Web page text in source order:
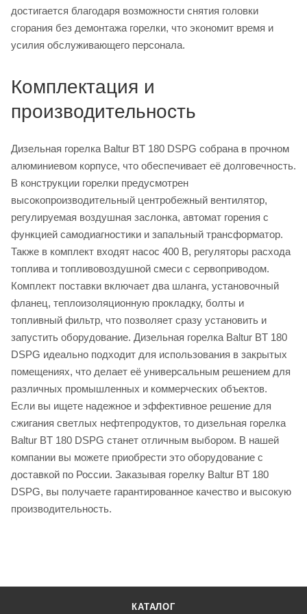
достигается благодаря возможности снятия головки
сгорания без демонтажа горелки, что экономит время и
усилия обслуживающего персонала.
Комплектация и
производительность
Дизельная горелка Baltur BT 180 DSPG собрана в прочном
алюминиевом корпусе, что обеспечивает её долговечность.
В конструкции горелки предусмотрен
высокопроизводительный центробежный вентилятор,
регулируемая воздушная заслонка, автомат горения с
функцией самодиагностики и запальный трансформатор.
Также в комплект входят насос 400 В, регуляторы расхода
топлива и топливовоздушной смеси с сервоприводом.
Комплект поставки включает два шланга, установочный
фланец, теплоизоляционную прокладку, болты и
топливный фильтр, что позволяет сразу установить и
запустить оборудование. Дизельная горелка Baltur BT 180
DSPG идеально подходит для использования в закрытых
помещениях, что делает её универсальным решением для
различных промышленных и коммерческих объектов.
Если вы ищете надежное и эффективное решение для
сжигания светлых нефтепродуктов, то дизельная горелка
Baltur BT 180 DSPG станет отличным выбором. В нашей
компании вы можете приобрести это оборудование с
доставкой по России. Заказывая горелку Baltur BT 180
DSPG, вы получаете гарантированное качество и высокую
производительность.
КАТАЛОГ